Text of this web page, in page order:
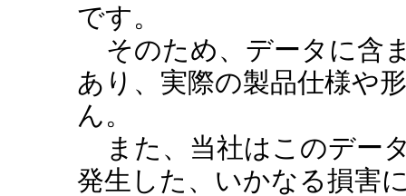
です。
そのため、データに含
あり、実際の製品仕様や
ん。
また、当社はこのデー
発生した、いかなる損害